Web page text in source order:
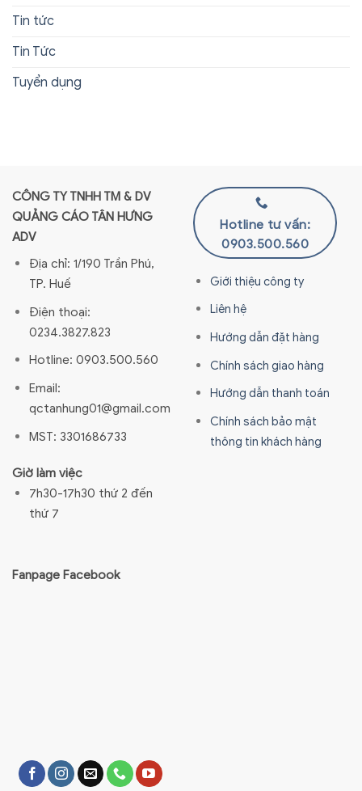
Tin tức
Tin Tức
Tuyển dụng
CÔNG TY TNHH TM & DV
QUẢNG CÁO TÂN HƯNG
ADV
Địa chỉ: 1/190 Trần Phú,
TP. Huế
Điện thoại:
0234.3827.823
Hotline: 0903.500.560
Email:
qctanhung01@gmail.com
MST: 3301686733
Giờ làm việc
7h30-17h30 thứ 2 đến
thứ 7
Hotline tư vấn:
0903.500.560
Giới thiệu công ty
Liên hệ
Hướng dẫn đặt hàng
Chính sách giao hàng
Hướng dẫn thanh toán
Chính sách bảo mật
thông tin khách hàng
Fanpage Facebook